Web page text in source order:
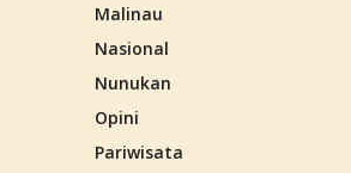
Malinau
Nasional
Nunukan
Opini
Pariwisata